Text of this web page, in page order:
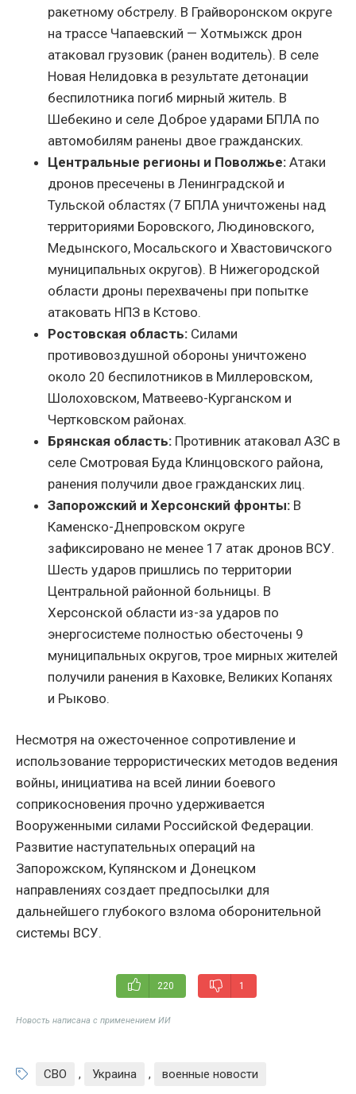
ракетному обстрелу. В Грайворонском округе
на трассе Чапаевский — Хотмыжск дрон
атаковал грузовик (ранен водитель). В селе
Новая Нелидовка в результате детонации
беспилотника погиб мирный житель. В
Шебекино и селе Доброе ударами БПЛА по
автомобилям ранены двое гражданских.
Центральные регионы и Поволжье: Атаки
дронов пресечены в Ленинградской и
Тульской областях (7 БПЛА уничтожены над
территориями Боровского, Людиновского,
Медынского, Мосальского и Хвастовичского
муниципальных округов). В Нижегородской
области дроны перехвачены при попытке
атаковать НПЗ в Кстово.
Ростовская область: Силами
противовоздушной обороны уничтожено
около 20 беспилотников в Миллеровском,
Шолоховском, Матвеево-Курганском и
Чертковском районах.
Брянская область: Противник атаковал АЗС в
селе Смотровая Буда Клинцовского района,
ранения получили двое гражданских лиц.
Запорожский и Херсонский фронты: В
Каменско-Днепровском округе
зафиксировано не менее 17 атак дронов ВСУ.
Шесть ударов пришлись по территории
Центральной районной больницы. В
Херсонской области из-за ударов по
энергосистеме полностью обесточены 9
муниципальных округов, трое мирных жителей
получили ранения в Каховке, Великих Копанях
и Рыково.
Несмотря на ожесточенное сопротивление и
использование террористических методов ведения
войны, инициатива на всей линии боевого
соприкосновения прочно удерживается
Вооруженными силами Российской Федерации.
Развитие наступательных операций на
Запорожском, Купянском и Донецком
направлениях создает предпосылки для
дальнейшего глубокого взлома оборонительной
системы ВСУ.
220 1
Новость написана с применением ИИ
СВО , Украина , военные новости